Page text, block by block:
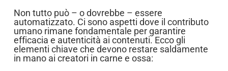
Non tutto può – o dovrebbe – essere
automatizzato. Ci sono aspetti dove il contributo
umano rimane fondamentale per garantire
efficacia e autenticità ai contenuti. Ecco gli
elementi chiave che devono restare saldamente
in mano ai creatori in carne e ossa: